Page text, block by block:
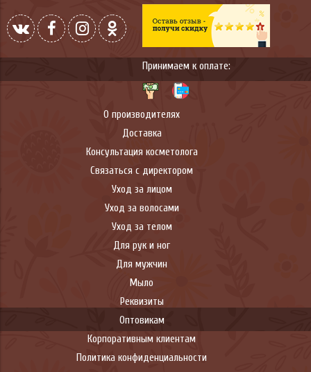
О производителях
Доставка
Консультация косметолога
Связаться с директором
Уход за лицом
Уход за волосами
Уход за телом
Для рук и ног
Для мужчин
Мыло
Реквизиты
Оптовикам
Корпоративным клиентам
Политика конфиденциальности
Принимаем к оплате: